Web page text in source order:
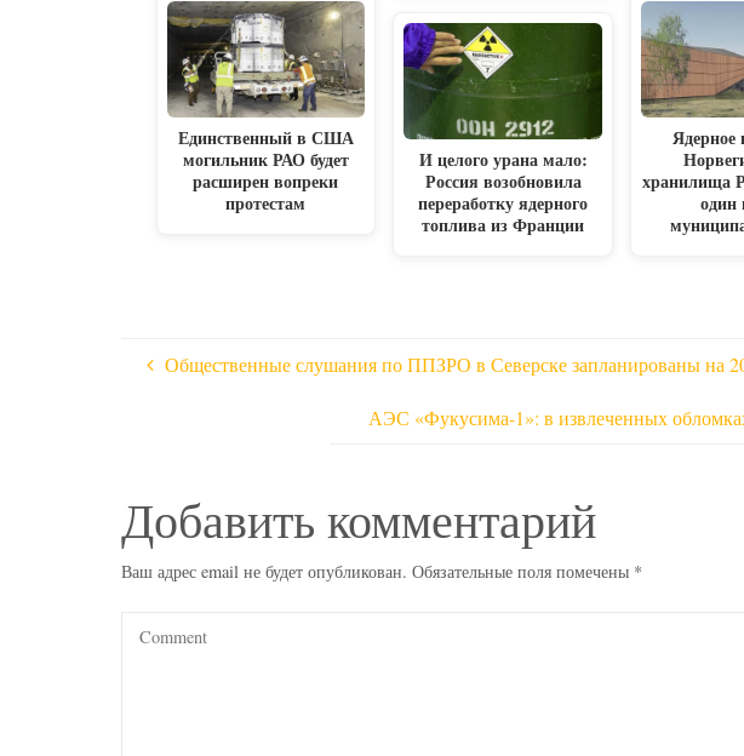
Единственный в США
могильник РАО будет
расширен вопреки
протестам
И целого урана мало:
Россия возобновила
переработку ядерного
топлива из Франции
Ядерное
хранилища
один
Общественные слушания по ППЗРО в Северске запланированы на
АЭС «Фукусима-1»: в извлеченных
Добавить комментарий
Ваш адрес email не будет опубликован. Обязательные поля помечены *